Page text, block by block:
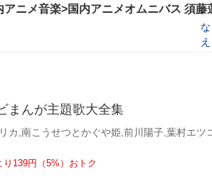
ニメ音楽>国内アニメオムニバス 須藤
え
まんが主題歌大全集
り139円（5%）おトク